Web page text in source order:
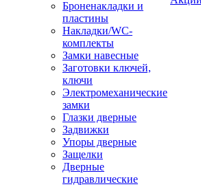
Броненакладки и
пластины
Накладки/WC-
комплекты
Замки навесные
Заготовки ключей,
ключи
Электромеханические
замки
Глазки дверные
Задвижки
Упоры дверные
Защелки
Дверные
гидравлические